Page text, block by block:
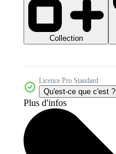
Collection
Licence Pro Standard
Qu'est-ce que c'est ?
Plus d'infos